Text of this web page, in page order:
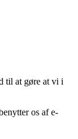
til at gøre at vi i
os af e-